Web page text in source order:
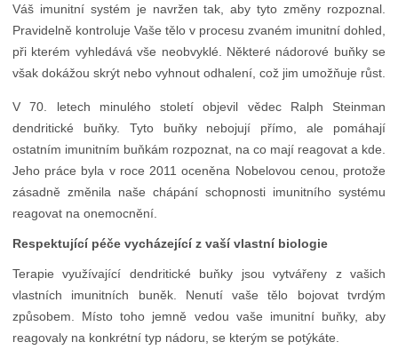
Váš imunitní systém je navržen tak, aby tyto změny rozpoznal.
Pravidelně kontroluje Vaše tělo v procesu zvaném imunitní dohled,
při kterém vyhledává vše neobvyklé. Některé nádorové buňky se
však dokážou skrýt nebo vyhnout odhalení, což jim umožňuje růst.
V 70. letech minulého století objevil vědec Ralph Steinman
dendritické buňky. Tyto buňky nebojují přímo, ale pomáhají
ostatním imunitním buňkám rozpoznat, na co mají reagovat a kde.
Jeho práce byla v roce 2011 oceněna Nobelovou cenou, protože
zásadně změnila naše chápání schopnosti imunitního systému
reagovat na onemocnění.
Respektující péče vycházející z vaší vlastní biologie
Terapie využívající dendritické buňky jsou vytvářeny z vašich
vlastních imunitních buněk. Nenutí vaše tělo bojovat tvrdým
způsobem. Místo toho jemně vedou vaše imunitní buňky, aby
reagovaly na konkrétní typ nádoru, se kterým se potýkáte.